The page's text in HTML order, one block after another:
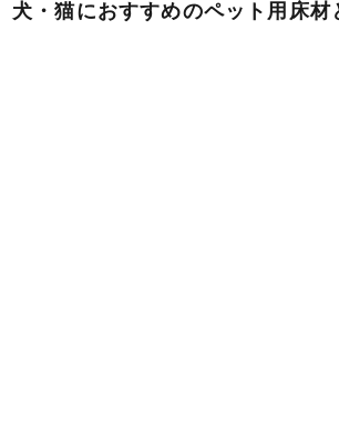
犬・猫におすすめのペット用床